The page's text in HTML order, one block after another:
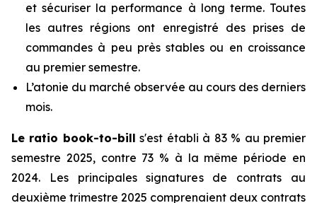
et sécuriser la performance à long terme. Toutes
les autres régions ont enregistré des prises de
commandes à peu près stables ou en croissance
au premier semestre.
L’atonie du marché observée au cours des derniers
mois.
Le ratio book-to-bill s'est établi à 83 % au premier
semestre 2025, contre 73 % à la même période en
2024. Les principales signatures de contrats au
deuxième trimestre 2025 comprenaient deux contrats